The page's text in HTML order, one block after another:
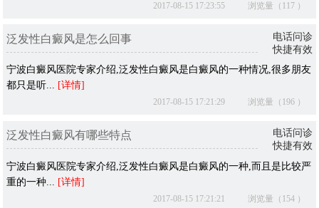
2017-08-15 17:23:55 浏览量（117 ）
泛发性白癜风是怎么回事
电话问诊
快捷有效
宁波白癜风医院专家介绍,泛发性白癜风是白癜风的一种情况,很多朋友
都只是听... [详情]
2017-08-15 17:21:29 浏览量（196 ）
泛发性白癜风有哪些特点
电话问诊
快捷有效
宁波白癜风医院专家介绍,泛发性白癜风是白癜风的一种,而且是比较严
重的一种... [详情]
2017-08-15 17:21:21 浏览量（154 ）